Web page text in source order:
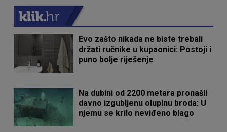
Evo zašto nikada ne biste trebali
držati ručnike u kupaonici: Postoji i
puno bolje riješenje
Na dubini od 2200 metara pronašli
davno izgubljenu olupinu broda: U
njemu se krilo neviđeno blago